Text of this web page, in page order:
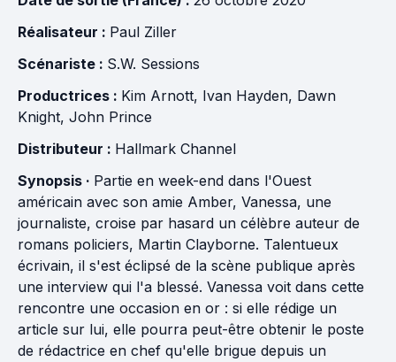
Réalisateur : Paul Ziller
Scénariste : S.W. Sessions
Productrices : Kim Arnott, Ivan Hayden, Dawn
Knight, John Prince
Distributeur : Hallmark Channel
Synopsis · Partie en week-end dans l'Ouest
américain avec son amie Amber, Vanessa, une
journaliste, croise par hasard un célèbre auteur de
romans policiers, Martin Clayborne. Talentueux
écrivain, il s'est éclipsé de la scène publique après
une interview qui l'a blessé. Vanessa voit dans cette
rencontre une occasion en or : si elle rédige un
article sur lui, elle pourra peut-être obtenir le poste
de rédactrice en chef qu'elle brigue depuis un